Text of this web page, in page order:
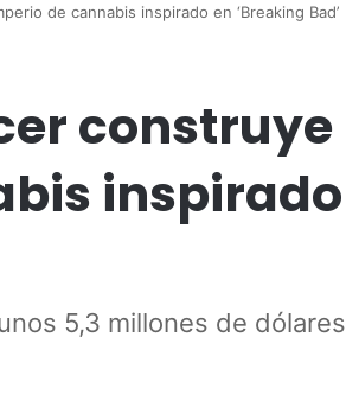
de cannabis inspirado en ‘Breaking Bad’
construye
inspirado
5,3 millones de dólares